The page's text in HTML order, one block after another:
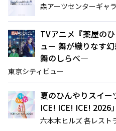
森アーツセンターギャ
TVアニメ『薬屋の
ュー 舞が織りなす
舞のしらべ―
東京シティビュー
夏のひんやりスイ
ICE! ICE! ICE! 2026」
六本木ヒルズ 各レスト